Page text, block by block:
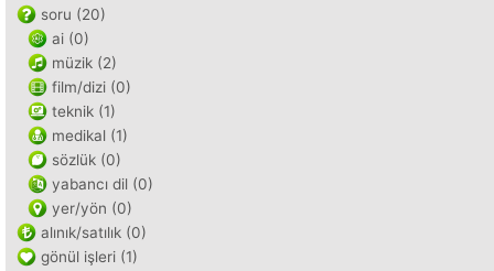
soru (20)
ai (0)
müzik (2)
film/dizi (0)
teknik (1)
medikal (1)
sözlük (0)
yabancı dil (0)
yer/yön (0)
alınık/satılık (0)
gönül işleri (1)